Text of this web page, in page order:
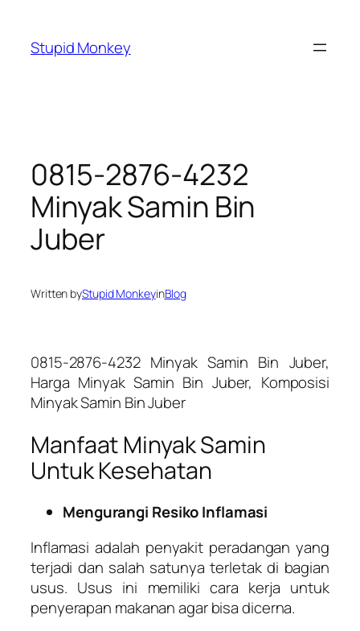
content
Stupid Monkey
0815-2876-4232
Minyak Samin Bin
Juber
Written byStupid MonkeyinBlog
0815-2876-4232 Minyak Samin Bin Juber,
Harga Minyak Samin Bin Juber, Komposisi
Minyak Samin Bin Juber
Manfaat Minyak Samin
Untuk Kesehatan
Mengurangi Resiko Inflamasi
Inflamasi adalah penyakit peradangan yang
terjadi dan salah satunya terletak di bagian
usus. Usus ini memiliki cara kerja untuk
penyerapan makanan agar bisa dicerna.